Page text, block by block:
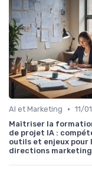
AI et Marketing • 11/
Maîtriser la
de projet IA :
outils et enjeux pour
directions marketing